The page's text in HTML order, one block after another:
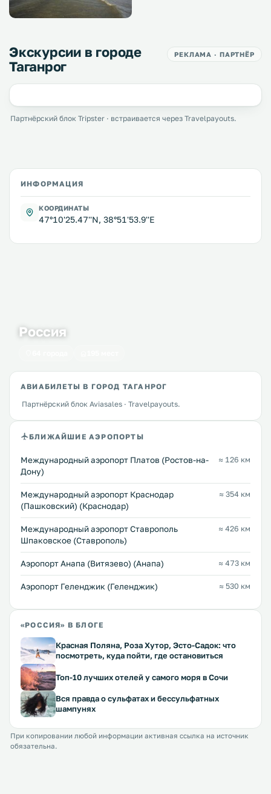
Экскурсии в городе
Таганрог
РЕКЛАМА · ПАРТНЁР
Партнёрский блок Tripster · встраивается через Travelpayouts.
ИНФОРМАЦИЯ
КООРДИНАТЫ
47°10'25.47''N, 38°51'53.9''E
Россия
АВИАБИЛЕТЫ В ГОРОД ТАГАНРОГ
Партнёрский блок Aviasales · Travelpayouts.
БЛИЖАЙШИЕ АЭРОПОРТЫ
Международный аэропорт Платов (Ростов-на-
Дону)
≈ 126 км
Международный аэропорт Краснодар
(Пашковский) (Краснодар)
≈ 354 км
Международный аэропорт Ставрополь
Шпаковское (Ставрополь)
≈ 426 км
Аэропорт Анапа (Витязево) (Анапа) ≈ 473 км
Аэропорт Геленджик (Геленджик) ≈ 530 км
«РОССИЯ» В БЛОГЕ
Красная Поляна, Роза Хутор, Эсто-Садок: что
посмотреть, куда пойти, где остановиться
Топ-10 лучших отелей у самого моря в Сочи
Вся правда о сульфатах и бессульфатных
шампунях
При копировании любой информации активная ссылка на источник
обязательна.